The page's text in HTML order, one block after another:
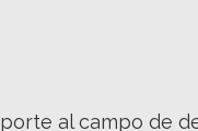
al campo de